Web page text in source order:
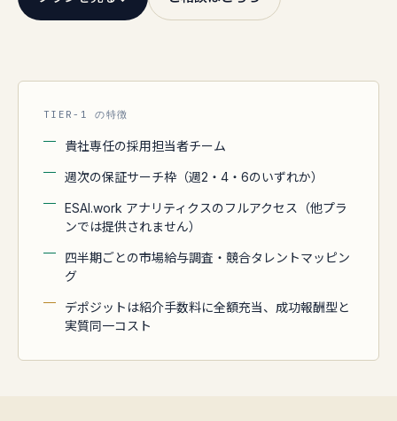
TIER-1 の特徴
貴社専任の採用担当者チーム
週次の保証サーチ枠（週2・4・6のいずれか）
ESAI.work アナリティクスのフルアクセス（他プラ
ンでは提供されません）
四半期ごとの市場給与調査・競合タレントマッピン
グ
デポジットは紹介手数料に全額充当、成功報酬型と
実質同一コスト